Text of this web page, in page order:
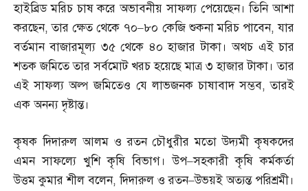
হাইব্রিড মরিচ চাষ করে অভাবনীয় সাফল্য পেয়েছেন। তিনি আশা
করছেন,তার ক্ষেত থেকে ৭০–৮০ কেজি শুকনা মরিচ পাবেন,যার
বর্তমান বাজারমূল্য ৩৫ থেকে ৪০ হাজার টাকা। অথচ এই চার
শতক জমিতে তার সর্বমোট খরচ হয়েছে মাত্র ৩ হাজার টাকা। তার
এই সাফল্য অল্প জমিতেও যে লাভজনক চাষাবাদ সম্ভব,তারই
এক অনন্য দৃষ্টান্ত।
কৃষক দিদারুল আলম ও রতন চৌধুরীর মতো উদ্যমী কৃষকদের
এমন সাফল্যে খুশি কৃষি বিভাগ। উপ–সহকারী কৃষি কর্মকর্তা
উত্তম কুমার শীল বলেন,দিদারুল ও রতন–উভয়ই অত্যন্ত পরিশ্রমী।